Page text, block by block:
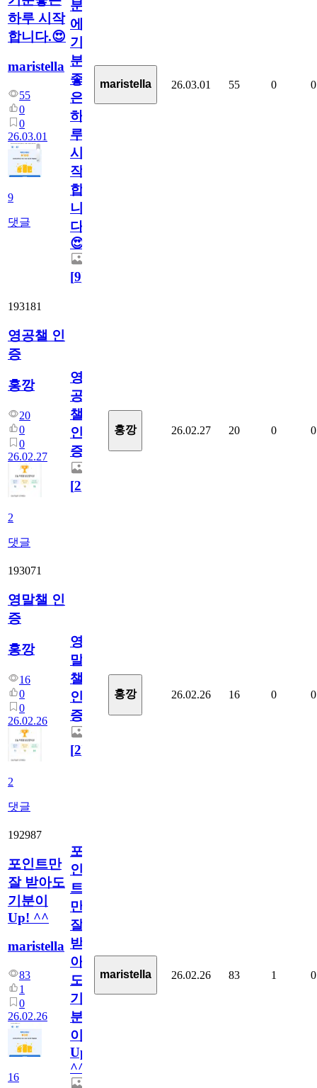
하루 시작
합니다.😍
maristella
55
0
0
26.03.01
9
댓글
분
에
기
분
좋
은
하
루
시
작
합
니
다.
😍
[9]
maristella 26.03.01 55 0 0
193181
영공챌 인
증
홍깡
20
0
0
26.02.27
2
댓글
영
공
챌
인
증
[2]
홍깡 26.02.27 20 0 0
193071
영말챌 인
증
홍깡
16
0
0
26.02.26
2
댓글
영
말
챌
인
증
[2]
홍깡 26.02.26 16 0 0
192987
포인트만
잘 받아도
기분이
Up! ^^
maristella
83
1
0
26.02.26
16
포
인
트
만
잘
받
아
도
기
분
이
Up!
^^
maristella 26.02.26 83 1 0